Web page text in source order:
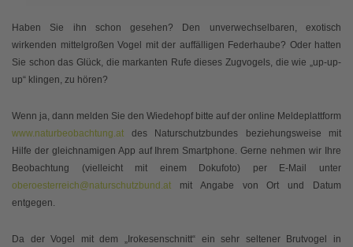
Haben Sie ihn schon gesehen? Den unverwechselbaren, exotisch
wirkenden mittelgroßen Vogel mit der auffälligen Federhaube? Oder hatten
Sie schon das Glück, die markanten Rufe dieses Zugvogels, die wie „up-up-
up“ klingen, zu hören?
Wenn ja, dann melden Sie den Wiedehopf bitte auf der online Meldeplattform
www.naturbeobachtung.at des Naturschutzbundes beziehungsweise mit
Hilfe der gleichnamigen App auf Ihrem Smartphone. Gerne nehmen wir Ihre
Beobachtung (vielleicht mit einem Dokufoto) per E-Mail unter
oberoesterreich@naturschutzbund.at mit Angabe von Ort und Datum
entgegen.
Da der Vogel mit dem „Irokesenschnitt“ ein sehr seltener Brutvogel in